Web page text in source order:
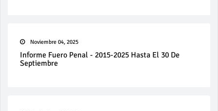
Noviembre 04, 2025
Informe Fuero Penal - 2015-2025 Hasta El 30 De
Septiembre